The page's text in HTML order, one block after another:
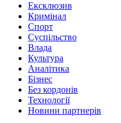
Ексклюзив
Кримінал
Спорт
Суспільство
Влада
Культура
Аналітика
Бізнес
Без кордонів
Технології
Новини партнерів